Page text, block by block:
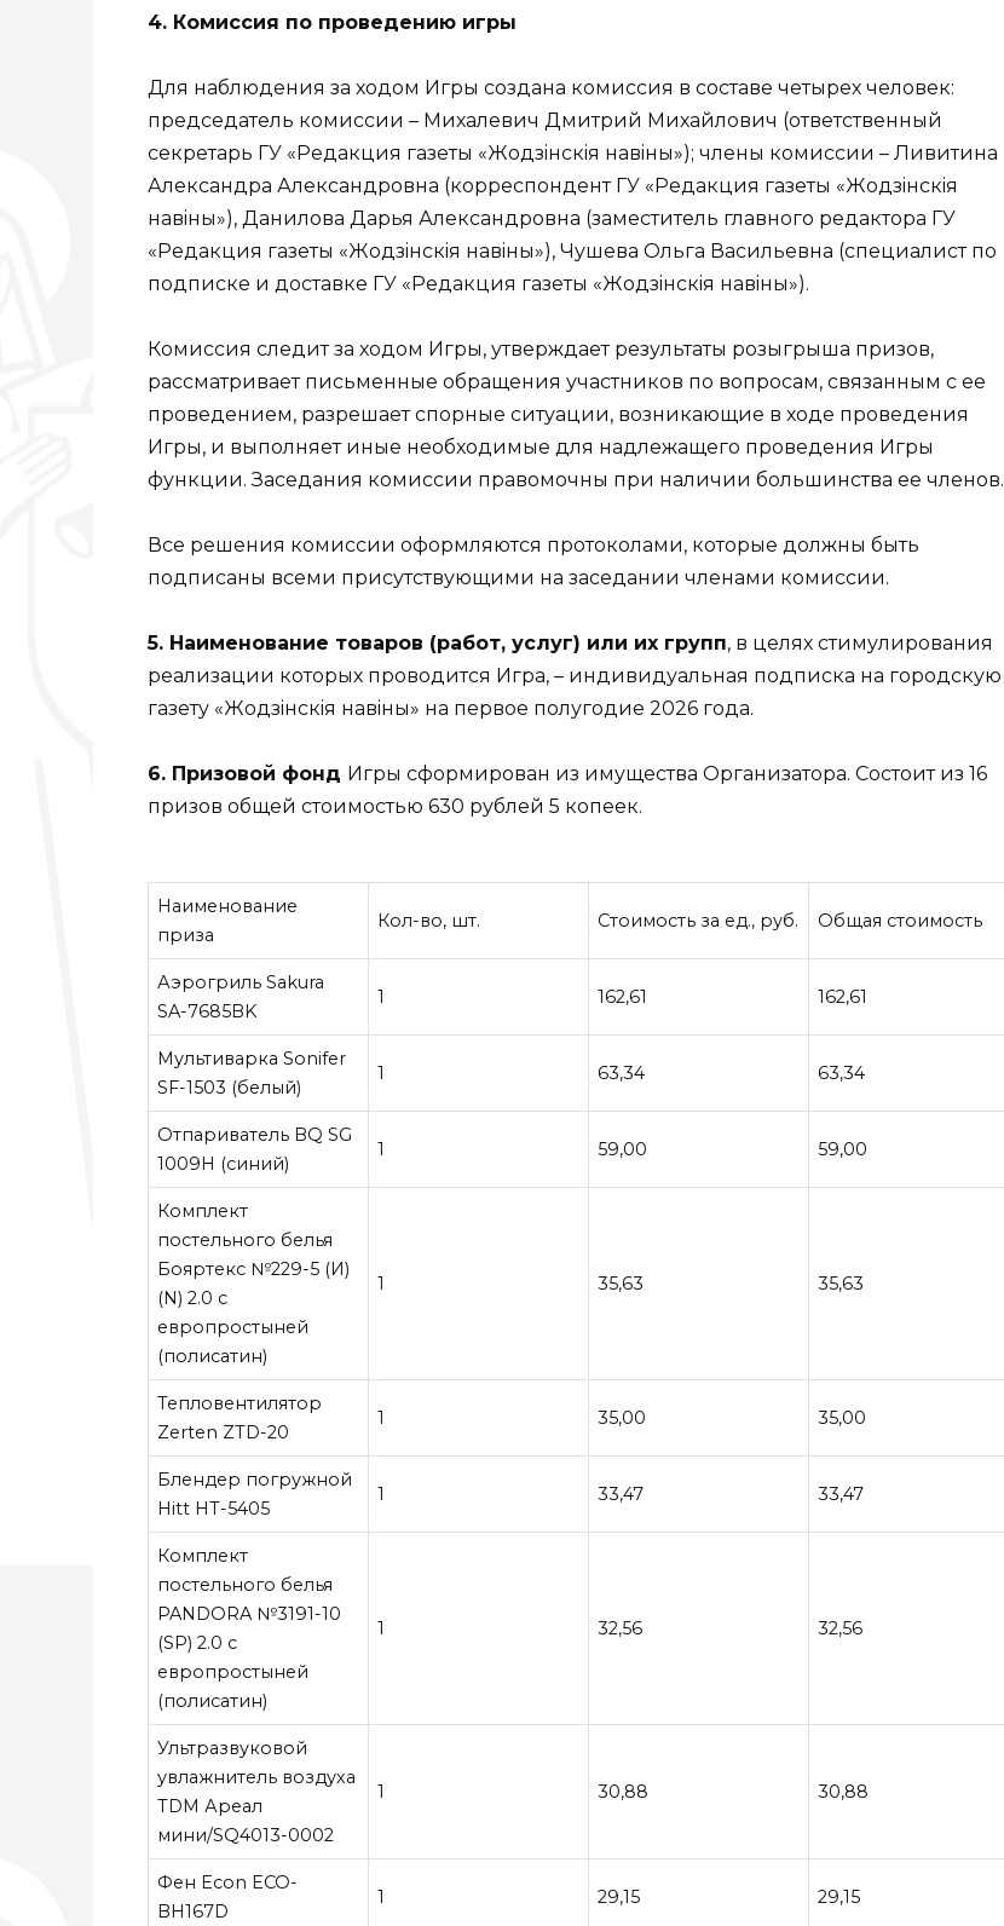
4. Комиссия по проведению игры
Для наблюдения за ходом Игры создана комиссия в составе четырех человек:
председатель комиссии – Михалевич Дмитрий Михайлович (ответственный
секретарь ГУ «Редакция газеты «Жодзiнскiя навiны»); члены комиссии – Ливитина
Александра Александровна (корреспондент ГУ «Редакция газеты «Жодзiнскiя
навiны»), Данилова Дарья Александровна (заместитель главного редактора ГУ
«Редакция газеты «Жодзiнскiя навiны»), Чушева Ольга Васильевна (специалист по
подписке и доставке ГУ «Редакция газеты «Жодзiнскiя навiны»).
Комиссия следит за ходом Игры, утверждает результаты розыгрыша призов,
рассматривает письменные обращения участников по вопросам, связанным с ее
проведением, разрешает спорные ситуации, возникающие в ходе проведения
Игры, и выполняет иные необходимые для надлежащего проведения Игры
функции. Заседания комиссии правомочны при наличии большинства ее членов.
Все решения комиссии оформляются протоколами, которые должны быть
подписаны всеми присутствующими на заседании членами комиссии.
5. Наименование товаров (работ, услуг) или их групп, в целях стимулирования
реализации которых проводится Игра, – индивидуальная подписка на городскую
газету «Жодзiнскiя навiны» на первое полугодие 2026 года.
6. Призовой фонд Игры сформирован из имущества Организатора. Состоит из 16
призов общей стоимостью 630 рублей 5 копеек.
Наименование
приза
Кол-во, шт. Стоимость за ед., руб. Общая стоимость
Аэрогриль Sakura
SA-7685BK
1 162,61 162,61
Мультиварка Sonifer
SF-1503 (белый)
1 63,34 63,34
Отпариватель BQ SG
1009H (синий)
1 59,00 59,00
Комплект
постельного белья
Бояртекс №229-5 (И)
(N) 2.0 с
европростыней
(полисатин)
1 35,63 35,63
Тепловентилятор
Zerten ZTD-20
1 35,00 35,00
Блендер погружной
Hitt HT-5405
1 33,47 33,47
Комплект
постельного белья
PANDORA №3191-10
(SP) 2.0 с
европростыней
(полисатин)
1 32,56 32,56
Ультразвуковой
увлажнитель воздуха
TDM Ареал
мини/SQ4013-0002
1 30,88 30,88
Фен Econ ECO-
BH167D
1 29,15 29,15